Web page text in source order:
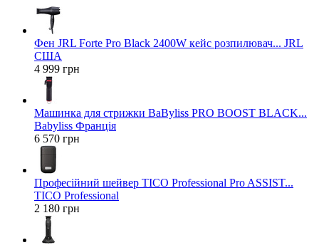
Фен JRL Forte Pro Black 2400W кейс розпилювач... JRL
США
4 999 грн
Машинка для стрижки BaByliss PRO BOOST BLACK...
Babyliss Франція
6 570 грн
Професійний шейвер TICO Professional Pro ASSIST...
TICO Professional
2 180 грн